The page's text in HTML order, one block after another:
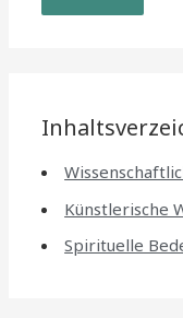
Künstlerische
Spirituelle